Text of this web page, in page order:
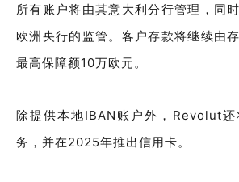
所有账户将由其意大利分行管理，同
欧洲央行的监管。客户存款将继续由
最高保障额10万欧元。
除提供本地IBAN账户外，Revolut还
务，并在2025年推出信用卡。